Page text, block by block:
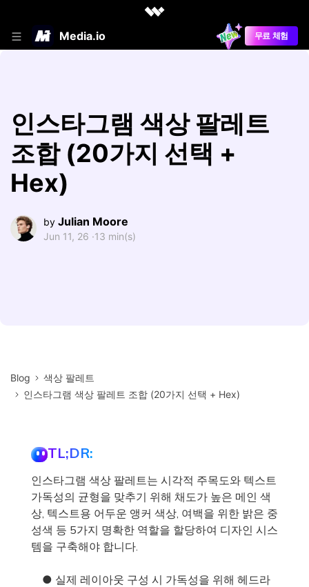
Media.io 무료 체험
인스타그램 색상 팔레트
조합 (20가지 선택 +
Hex)
by Julian Moore
Jun 11, 26 ·13 min(s)
Blog
색상 팔레트
인스타그램 색상 팔레트 조합 (20가지 선택 + Hex)
TL;DR:
인스타그램 색상 팔레트는 시각적 주목도와 텍스트
가독성의 균형을 맞추기 위해 채도가 높은 메인 색
상, 텍스트용 어두운 앵커 색상, 여백을 위한 밝은 중
성색 등 5가지 명확한 역할을 할당하여 디자인 시스
템을 구축해야 합니다.
● 실제 레이아웃 구성 시 가독성을 위해 헤드라